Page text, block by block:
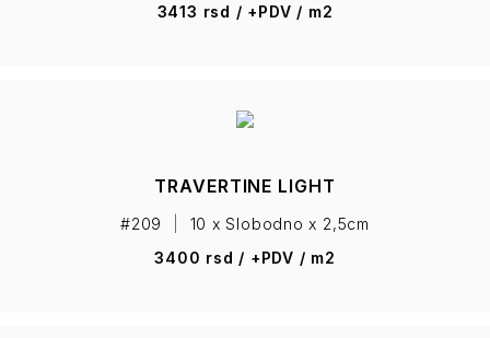
3413 rsd / +PDV / m2
TRAVERTINE LIGHT
#209
10 x Slobodno x 2,5cm
3400 rsd / +PDV / m2